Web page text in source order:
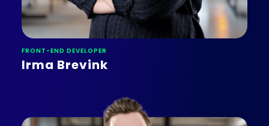
FRONT-END DEVELOPER
Irma Brevink